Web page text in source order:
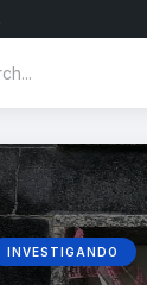
INVESTIGANDO